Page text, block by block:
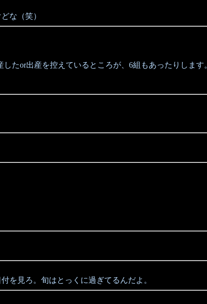
な（笑）
たor出産を控えているところが、6組もあったりします
を見ろ。旬はとっくに過ぎてるんだよ。